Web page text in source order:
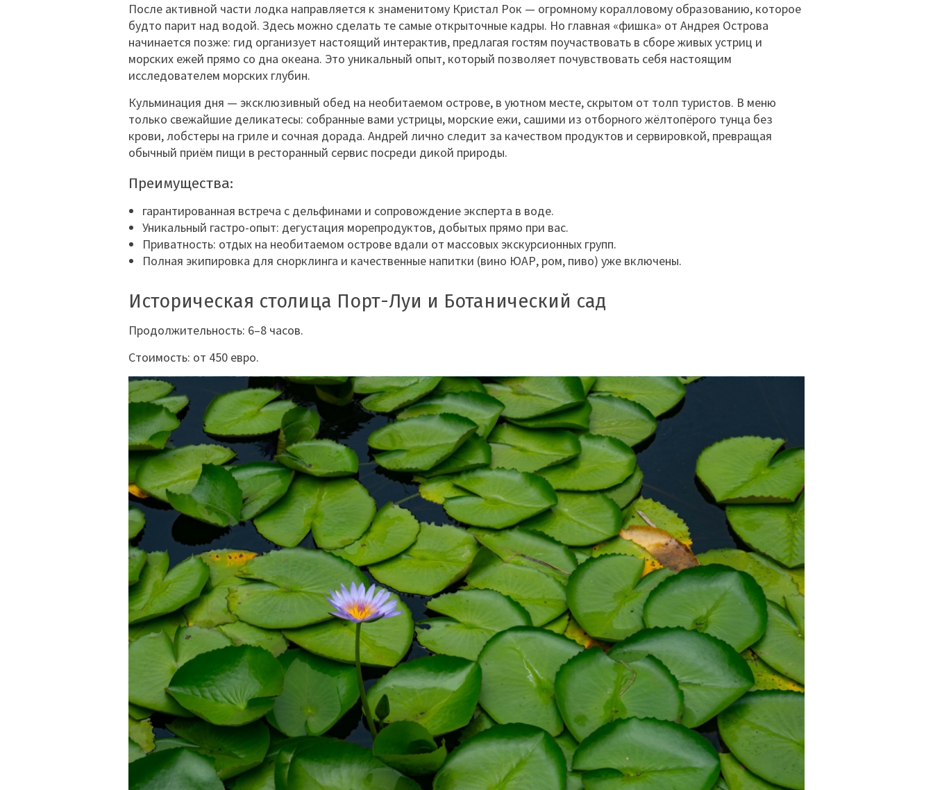
После активной части лодка направляется к знаменитому Кристал Рок — огромному коралловому образованию, которое
будто парит над водой. Здесь можно сделать те самые открыточные кадры. Но главная «фишка» от Андрея Острова
начинается позже: гид организует настоящий интерактив, предлагая гостям поучаствовать в сборе живых устриц и
морских ежей прямо со дна океана. Это уникальный опыт, который позволяет почувствовать себя настоящим
исследователем морских глубин.
Кульминация дня — эксклюзивный обед на необитаемом острове, в уютном месте, скрытом от толп туристов. В меню
только свежайшие деликатесы: собранные вами устрицы, морские ежи, сашими из отборного жёлтопёрого тунца без
крови, лобстеры на гриле и сочная дорада. Андрей лично следит за качеством продуктов и сервировкой, превращая
обычный приём пищи в ресторанный сервис посреди дикой природы.
Преимущества:
гарантированная встреча с дельфинами и сопровождение эксперта в воде.
Уникальный гастро-опыт: дегустация морепродуктов, добытых прямо при вас.
Приватность: отдых на необитаемом острове вдали от массовых экскурсионных групп.
Полная экипировка для снорклинга и качественные напитки (вино ЮАР, ром, пиво) уже включены.
Историческая столица Порт-Луи и Ботанический сад
Продолжительность: 6–8 часов.
Стоимость: от 450 евро.